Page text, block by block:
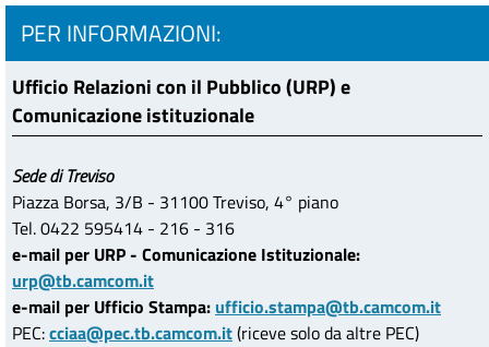
PER INFORMAZIONI:
Ufficio Relazioni con il Pubblico (URP) e
Comunicazione istituzionale
Sede di Treviso
Piazza Borsa, 3/B - 31100 Treviso, 4° piano
Tel. 0422 595414 - 216 - 316
e-mail per URP - Comunicazione Istituzionale:
urp@tb.camcom.it
e-mail per Ufficio Stampa: ufficio.stampa@tb.camcom.it
PEC:cciaa@pec.tb.camcom.it(riceve solo da altre PEC)